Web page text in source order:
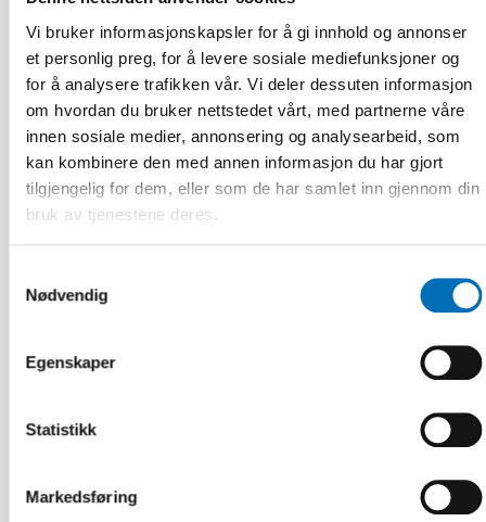
Vi bruker informasjonskapsler for å gi innhold og annonser
et personlig preg, for å levere sosiale mediefunksjoner og
for å analysere trafikken vår. Vi deler dessuten informasjon
om hvordan du bruker nettstedet vårt, med partnerne våre
innen sosiale medier, annonsering og analysearbeid, som
kan kombinere den med annen informasjon du har gjort
tilgjengelig for dem, eller som de har samlet inn gjennom din
bruk av tjenestene deres.
Nødvendig
Egenskaper
Statistikk
Markedsføring
FUNKSJONSHINDER
Nordisk samarbeid om
Funksjonshinderspørsmål – Årsrapport 2025